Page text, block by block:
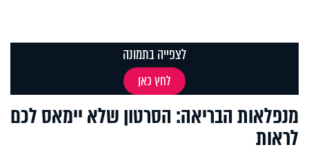
מנפלאות הבריאה: הסרטון שלא יימאס לכם
לראות
לצפייה בתמונה
לחץ כאן